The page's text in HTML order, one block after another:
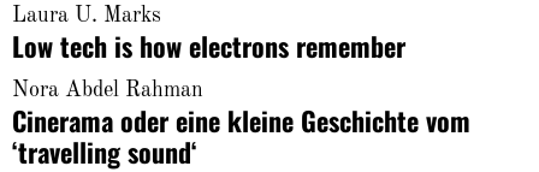
Laura U. Marks
Low tech is how electrons remember
Nora Abdel Rahman
Cinerama oder eine kleine Geschichte vom
‘travelling sound‘